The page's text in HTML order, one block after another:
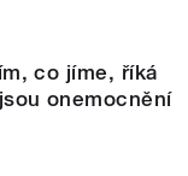
co jíme, říká
onemocnění